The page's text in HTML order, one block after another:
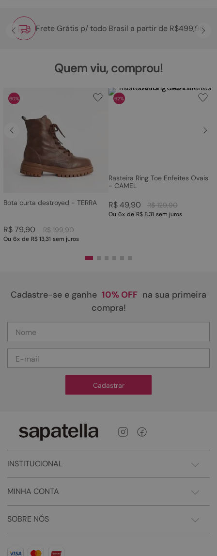
Frete Grátis p/ todo Brasil a partir de R$499,90
Quem viu, comprou!
60%
Bota curta destroyed - TERRA
R$ 199,90
R$79,90
Ou 6x de R$ 13,31 sem juros
62%
Rasteira Ring Toe Enfeites Ovais
- CAMEL
R$ 129,90
R$49,90
Ou 6x de R$ 8,31 sem juros
Cadastre-se e ganhe 10% OFF na sua primeira
compra!
Cadastrar
INSTITUCIONAL
MINHA CONTA
SOBRE NÓS